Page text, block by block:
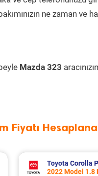
ne zaman ve
Mazda 323
Fiyatı
Volvo Xc60
2014 Model